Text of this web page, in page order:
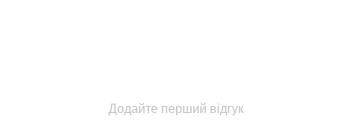
Додайте перший відгук